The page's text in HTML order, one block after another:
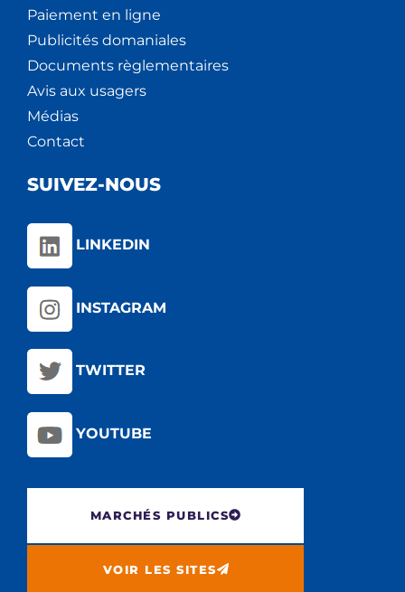
Paiement en ligne
Publicités domaniales
Documents règlementaires
Avis aux usagers
Médias
Contact
SUIVEZ-NOUS
LINKEDIN
INSTAGRAM
TWITTER
YOUTUBE
MARCHÉS PUBLICS
VOIR LES SITES